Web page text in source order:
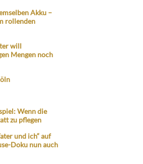
Akku –
rollenden
will
Mengen noch
Wenn die
zu pflegen
und ich“ auf
Doku nun auch